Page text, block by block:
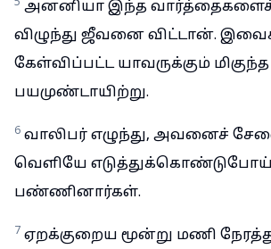
5 அனனியா இந்த
விழுந்து ஜீவனை விட்டான்.
கேள்விப்பட்ட யாவருக்கும் மிகுந்த
பயமுண்டாயிற்று.
6 வாலிபர் எழுந்து, அவனைச்
வெளியே
பண்ணினார்கள்.
7 ஏறக்குறைய மூன்று மணி